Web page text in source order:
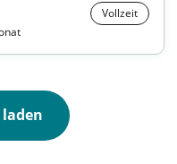
Vollzeit
laden